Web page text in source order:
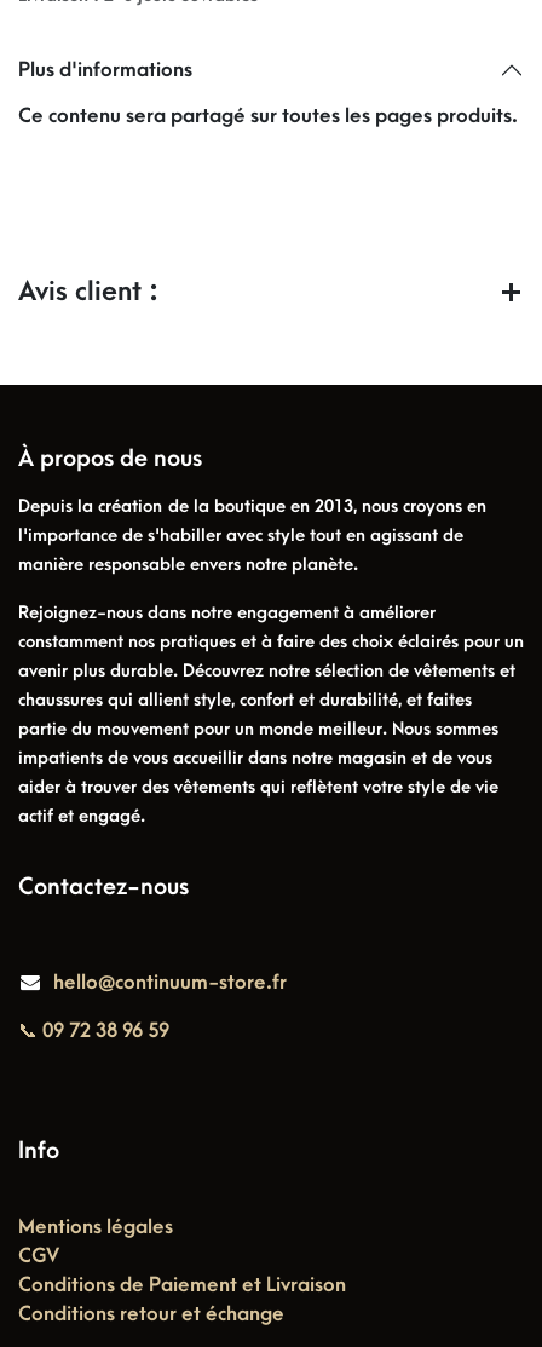
Plus d'informations
Ce contenu sera partagé sur toutes les pages produits.
Avis client :
À propos de nous
Depuis la création de la boutique en 2013, nous croyons en
l'importance de s'habiller avec style tout en agissant de
manière responsable envers notre planète.
Rejoignez-nous dans notre engagement à améliorer
constamment nos pratiques et à faire des choix éclairés pour un
avenir plus durable. Découvrez notre sélection de vêtements et
chaussures qui allient style, confort et durabilité, et faites
partie du mouvement pour un monde meilleur. Nous sommes
impatients de vous accueillir dans notre magasin et de vous
aider à trouver des vêtements qui reflètent votre style de vie
actif et engagé.
Contactez-nous
hello@continuum-store.fr
📞 09 72 38 96 59
Info
Mentions légales
CGV
Conditions de Paiement et Livraison
Conditions retour et échange